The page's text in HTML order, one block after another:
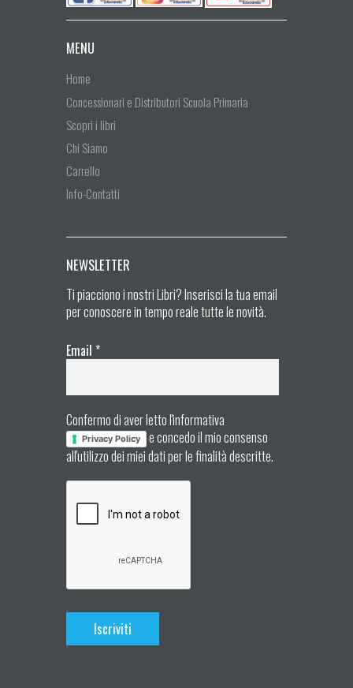
MENU
Home
Concessionari e Distributori Scuola Primaria
Scopri i libri
Chi Siamo
Carrello
Info-Contatti
NEWSLETTER
Ti piacciono i nostri Libri? Inserisci la tua email
per conoscere in tempo reale tutte le novità.
Email *
Confermo di aver letto l'informativa
Privacy Policy
e concedo il mio consenso
all'utilizzo dei miei dati per le finalità descritte.